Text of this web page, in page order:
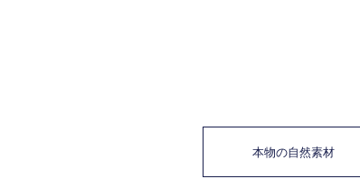
本物の自然素材